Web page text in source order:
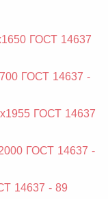
ГОСТ 14637
ГОСТ 14637 -
ГОСТ 14637
ГОСТ 14637 -
14637 - 89